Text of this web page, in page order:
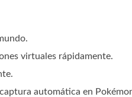
virtuales rápidamente.
automática en